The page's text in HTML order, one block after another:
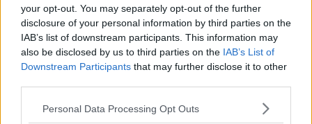
your opt-out. You may separately opt-out of the further
disclosure of your personal information by third parties on the
IAB’s list of downstream participants. This information may
also be disclosed by us to third parties on the IAB’s List of
Downstream Participants that may further disclose it to other
Personal Data Processing Opt Outs
​L’anno del vaccino
Giulio Regeni
​Il rosario
Paolo Rossi
Maradona
Cronaca